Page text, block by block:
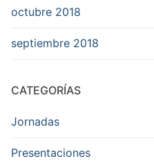
octubre 2018
septiembre 2018
CATEGORÍAS
Jornadas
Presentaciones